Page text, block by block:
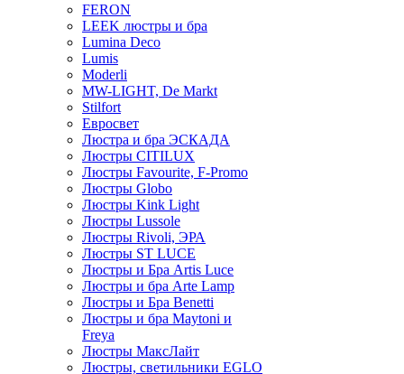
FERON
LEEK люстры и бра
Lumina Deco
Lumis
Moderli
MW-LIGHT, De Markt
Stilfort
Евросвет
Люстра и бра ЭСКАДА
Люстры CITILUX
Люстры Favourite, F-Promo
Люстры Globo
Люстры Kink Light
Люстры Lussole
Люстры Rivoli, ЭРА
Люстры ST LUCE
Люстры и Бра Artis Luce
Люстры и бра Arte Lamp
Люстры и Бра Benetti
Люстры и бра Maytoni и
Freya
Люстры МаксЛайт
Люстры, светильники EGLO